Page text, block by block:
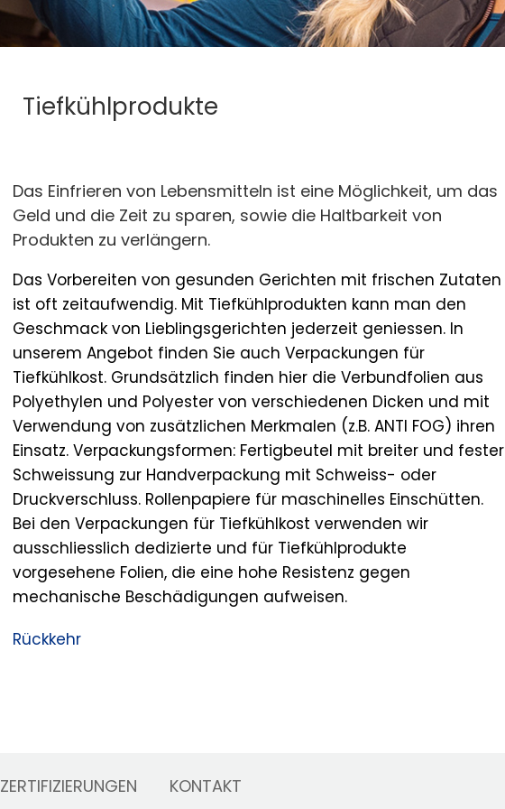
Tiefkühlprodukte
Das Einfrieren von Lebensmitteln ist eine Möglichkeit, um das
Geld und die Zeit zu sparen, sowie die Haltbarkeit von
Produkten zu verlängern.
Das Vorbereiten von gesunden Gerichten mit frischen Zutaten
ist oft zeitaufwendig. Mit Tiefkühlprodukten kann man den
Geschmack von Lieblingsgerichten jederzeit geniessen. In
unserem Angebot finden Sie auch Verpackungen für
Tiefkühlkost. Grundsätzlich finden hier die Verbundfolien aus
Polyethylen und Polyester von verschiedenen Dicken und mit
Verwendung von zusätzlichen Merkmalen (z.B. ANTI FOG) ihren
Einsatz. Verpackungsformen: Fertigbeutel mit breiter und fester
Schweissung zur Handverpackung mit Schweiss- oder
Druckverschluss. Rollenpapiere für maschinelles Einschütten.
Bei den Verpackungen für Tiefkühlkost verwenden wir
ausschliesslich dedizierte und für Tiefkühlprodukte
vorgesehene Folien, die eine hohe Resistenz gegen
mechanische Beschädigungen aufweisen.
Rückkehr
ZERTIFIZIERUNGEN KONTAKT